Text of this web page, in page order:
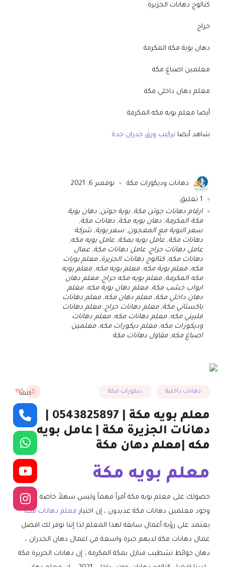
كتالوج دهانات الجزيرة
حراج
دهان بوية مكة المكرمة
معلمين اصباغ مكه
معلم دهان داخلي مكة
أيضا معلم بويه مكه المكرمة
شاهد أيضا تركيب ورق جدران جدة
دهانات وديكورات مكة نوفمبر 6, 2021
1 تعليق
ارقام دهانات جوتن مكة,بوية جوتن, دهان بوية
مكة المكرمة, دهان بويه مكة, دهانات مكة,
سعر البوية مع المعجون, سعر بوية, شركة
دهانات مكة, عامل بويه بمكة, عامل بويه مكه,
عامل دهانات حراج, عامل دهانات مكة, عمال
دهانات مكه, كتالوج دهانات الجزيرة,معلم بويات
مكه,معلم بوية مكه,معلم بويه مكه,معلم بويه
مكه المكرمة,معلم بويه مكه حراج,معلم دهان
ابواب خشب مكة,معلم دهان بوية مكه,معلم
دهان داخلي مكة,معلم دهان مكه,معلم دهانات
باكستاني مكة,معلم دهانات حراج,معلم دهانات
فلبيني مكه,معلم دهانات مكه,معلم دهانات
وديكورات مكه,معلم ديكورات مكه,معلمين
اصباغ مكه,مقاول دهانات مكة
دهانات داخلية ديكورات مكة 165
دهانات الجزيرة مكة | عامل بويه
مكه |معلم دهان مكة
معلم بويه مكة
حصولك على معلم بويه مكة أمراً مهماً وليس سهلاً خاصة في
وجود معلمين دهانات مكة عديدون ، إن اختيار معلم دهانات مكه
يعتمد على رؤية أعمال سابقة لهذا المعلم لذا إننا نوفر لك افضل
عمال دهانات مكة لديهم خبرة واسعة في اعمال دهان الجدران ،
دهان حوائط تشطيب منازل بمكة المكرمة ، إن دهانات الجزيرة مكة
كلمنا